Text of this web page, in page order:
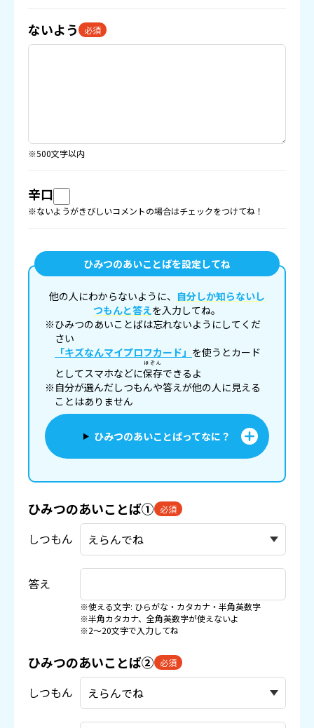
ないよう 必須
※500文字以内
辛口
※ないようがきびしいコメントの場合はチェックをつけてね！
ひみつのあいことばを設定してね
他の人にわからないように、 自分しか知らないし
つもんと答えを入力してね。
※ひみつのあいことばは忘れないようにしてくだ
さい
「キズなんマイプロフカード」 を使うとカード
としてスマホなどに保存
ほぞん
できるよ
※自分が選んだしつもんや答えが他の人に見える
ことはありません
ひみつのあいことばってなに？
ひみつのあいことば① 必須
しつもん
答え
※使える文字: ひらがな・カタカナ・半角英数字
※半角カタカナ、全角英数字が使えないよ
※2〜20文字で入力してね
ひみつのあいことば② 必須
しつもん